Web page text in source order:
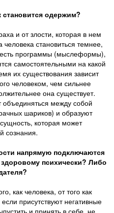
становится одержим?
и от злости, которая в нем
человека становиться темнее,
есть программы (мыслеформы),
самостоятельными на какой
их существования зависит
человеком, чем сильнее
она существует.
между собой
шариков) и образуют
которая может
сознания.
напрямую подключаются
психически? Либо
как человека, от того как
присутствуют негативные
и принять в себе, не